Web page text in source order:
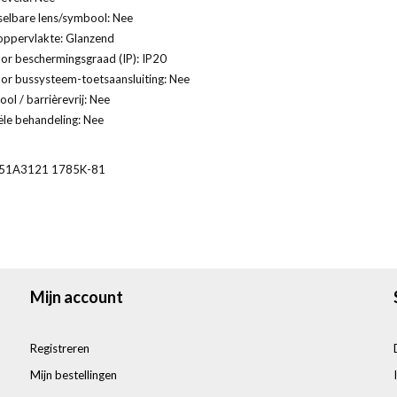
lens/symbool: Nee
Glanzend
beschermingsgraad (IP): IP20
bussysteem-toetsaansluiting: Nee
/ barrièrevrij: Nee
behandeling: Nee
1785K-81
Mijn account
Registreren
Mijn bestellingen